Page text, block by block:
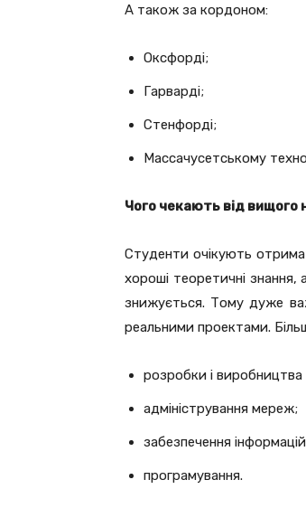
А також за кордоном:
Оксфорді;
Гарварді;
Стенфорді;
Массачусетському
Чого чекають від вищого
Студенти очікують
хороші теоретичні знання,
знижується. Тому дуже
реальними проектами.
розробки і виробництва
адміністрування мереж;
забезпечення
програмування.